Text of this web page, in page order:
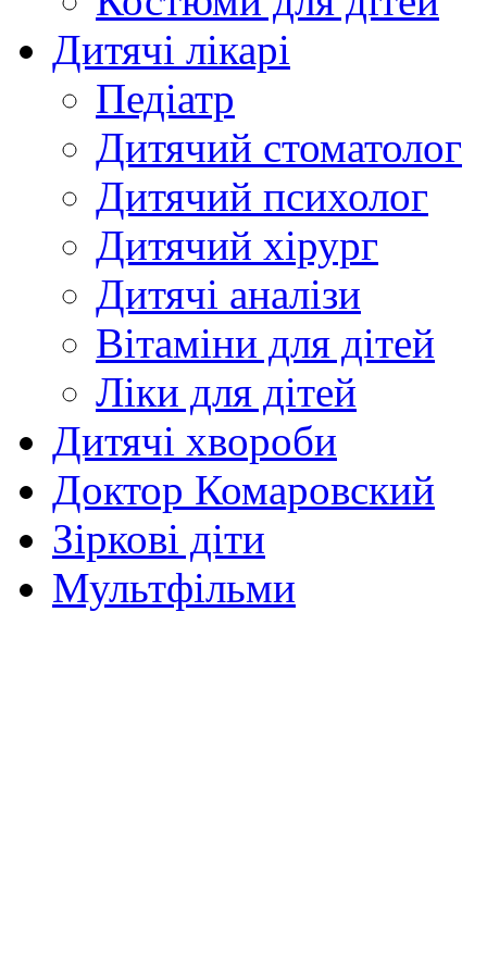
Дитячі лікарі
Педіатр
Дитячий стоматолог
Дитячий психолог
Дитячий хірург
Дитячі аналізи
Вітаміни для дітей
Ліки для дітей
Дитячі хвороби
Доктор Комаровский
Зіркові діти
Мультфільми